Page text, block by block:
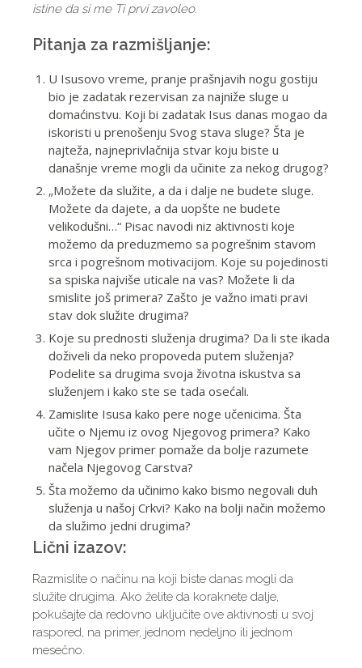
istine da si me Ti prvi zavoleo.
Pitanja za razmišljanje:
U Isusovo vreme, pranje prašnjavih nogu gostiju
bio je zadatak rezervisan za najniže sluge u
domaćinstvu. Koji bi zadatak Isus danas mogao da
iskoristi u prenošenju Svog stava sluge? Šta je
najteža, najneprivlačnija stvar koju biste u
današnje vreme mogli da učinite za nekog drugog?
„Možete da služite, a da i dalje ne budete sluge.
Možete da dajete, a da uopšte ne budete
velikodušni…“ Pisac navodi niz aktivnosti koje
možemo da preduzmemo sa pogrešnim stavom
srca i pogrešnom motivacijom. Koje su pojedinosti
sa spiska najviše uticale na vas? Možete li da
smislite još primera? Zašto je važno imati pravi
stav dok služite drugima?
Koje su prednosti služenja drugima? Da li ste ikada
doživeli da neko propoveda putem služenja?
Podelite sa drugima svoja životna iskustva sa
služenjem i kako ste se tada osećali.
Zamislite Isusa kako pere noge učenicima. Šta
učite o Njemu iz ovog Njegovog primera? Kako
vam Njegov primer pomaže da bolje razumete
načela Njegovog Carstva?
Šta možemo da učinimo kako bismo negovali duh
služenja u našoj Crkvi? Kako na bolji način možemo
da služimo jedni drugima?
Lični izazov:
Razmislite o načinu na koji biste danas mogli da
služite drugima. Ako želite da koraknete dalje,
pokušajte da redovno uključite ove aktivnosti u svoj
raspored, na primer, jednom nedeljno ili jednom
mesečno.